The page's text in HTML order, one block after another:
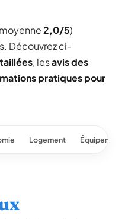
2,0/5)
Découvrez ci-
, lesavis des
pratiques pour
Logement